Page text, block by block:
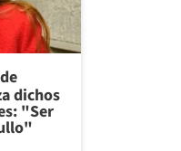
dichos
"Ser